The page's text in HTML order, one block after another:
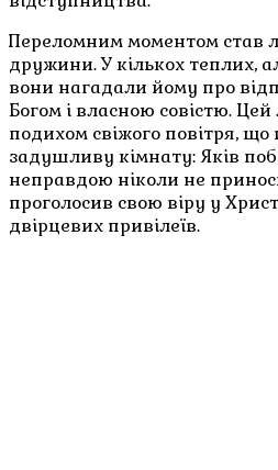
Переломним моментом став
дружини. У кількох теплих,
вони нагадали йому про
Богом і власною совістю.
подихом свіжого повітря, що
задушливу кімнату: Яків
неправдою ніколи не
проголосив свою віру у
двірцевих привілеїв.